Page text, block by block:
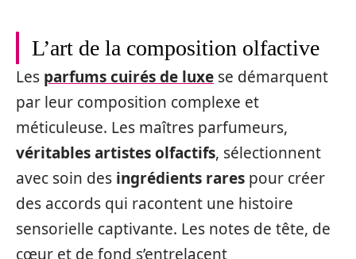
L’art de la composition olfactive
Les parfums cuirés de luxe se démarquent
par leur composition complexe et
méticuleuse. Les maîtres parfumeurs,
véritables artistes olfactifs, sélectionnent
avec soin des ingrédients rares pour créer
des accords qui racontent une histoire
sensorielle captivante. Les notes de tête, de
cœur et de fond s’entrelacent